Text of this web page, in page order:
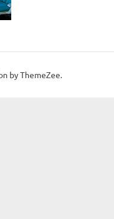
by ThemeZee.